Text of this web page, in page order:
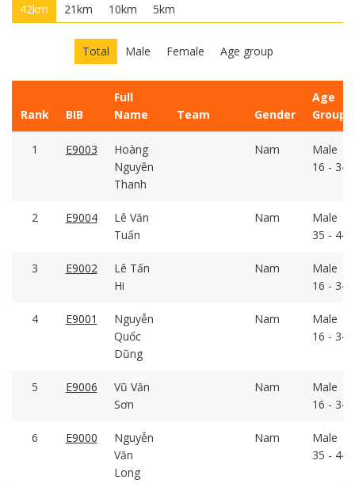
42km 21km 10km 5km
Total Male Female Age group
Rank BIB
Full
Name
Team Gender
Age
Group
1 E9003
Hoàng
Nguyên
Thanh
Nam
Male
16 - 34
2 E9004
Lê Văn
Tuấn
Nam
Male
35 - 44
3 E9002
Lê Tấn
Hi
Nam
Male
16 - 34
4 E9001
Nguyễn
Quốc
Dũng
Nam
Male
16 - 34
5 E9006
Vũ Văn
Sơn
Nam
Male
16 - 34
6 E9000
Nguyễn
Văn
Long
Nam
Male
35 - 44